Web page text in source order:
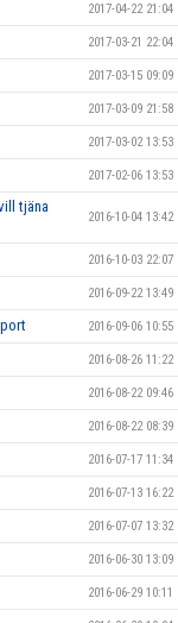
2017-04-22 21:04
2017-03-21 22:04
2017-03-15 09:09
2017-03-09 21:58
2017-03-02 13:53
2017-02-06 13:53
tjäna
2016-10-04 13:42
2016-10-03 22:07
2016-09-22 13:49
2016-09-06 10:55
2016-08-26 11:22
2016-08-22 09:46
2016-08-22 08:39
2016-07-17 11:34
2016-07-13 16:22
2016-07-07 13:32
2016-06-30 13:09
2016-06-29 10:11